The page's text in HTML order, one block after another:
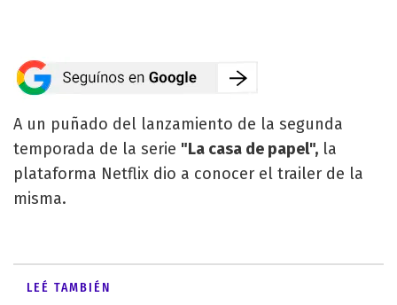
A un puñado del lanzamiento de la segunda
temporada de la serie "La casa de papel", la
plataforma Netflix dio a conocer el trailer de la
misma.
LEÉ TAMBIÉN